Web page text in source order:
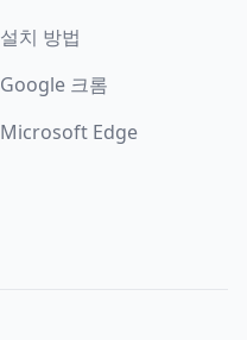
설치 방법
Google 크롬
Microsoft Edge